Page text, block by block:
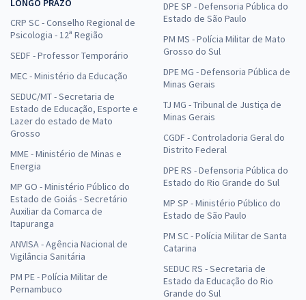
LONGO PRAZO
CRP SC - Conselho Regional de
Psicologia - 12ª Região
SEDF - Professor Temporário
MEC - Ministério da Educação
SEDUC/MT - Secretaria de
Estado de Educação, Esporte e
Lazer do estado de Mato
Grosso
MME - Ministério de Minas e
Energia
MP GO - Ministério Público do
Estado de Goiás - Secretário
Auxiliar da Comarca de
Itapuranga
ANVISA - Agência Nacional de
Vigilância Sanitária
PM PE - Polícia Militar de
Pernambuco
DPE SP - Defensoria Pública do
Estado de São Paulo
PM MS - Polícia Militar de Mato
Grosso do Sul
DPE MG - Defensoria Pública de
Minas Gerais
TJ MG - Tribunal de Justiça de
Minas Gerais
CGDF - Controladoria Geral do
Distrito Federal
DPE RS - Defensoria Pública do
Estado do Rio Grande do Sul
MP SP - Ministério Público do
Estado de São Paulo
PM SC - Polícia Militar de Santa
Catarina
SEDUC RS - Secretaria de
Estado da Educação do Rio
Grande do Sul